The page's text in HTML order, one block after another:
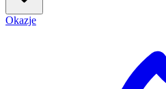
Okazje